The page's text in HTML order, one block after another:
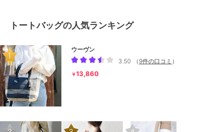
トートバッグの人気ランキング
ウーヴン
3.50
（ 9件の口コミ ）
￥13,860